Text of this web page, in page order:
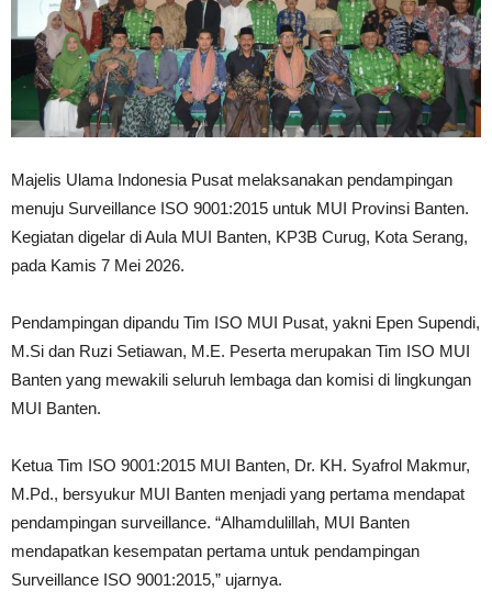
Majelis Ulama Indonesia Pusat melaksanakan pendampingan
menuju Surveillance ISO 9001:2015 untuk MUI Provinsi Banten.
Kegiatan digelar di Aula MUI Banten, KP3B Curug, Kota Serang,
pada Kamis 7 Mei 2026.
Pendampingan dipandu Tim ISO MUI Pusat, yakni Epen Supendi,
M.Si dan Ruzi Setiawan, M.E. Peserta merupakan Tim ISO MUI
Banten yang mewakili seluruh lembaga dan komisi di lingkungan
MUI Banten.
Ketua Tim ISO 9001:2015 MUI Banten, Dr. KH. Syafrol Makmur,
M.Pd., bersyukur MUI Banten menjadi yang pertama mendapat
pendampingan surveillance. “Alhamdulillah, MUI Banten
mendapatkan kesempatan pertama untuk pendampingan
Surveillance ISO 9001:2015,” ujarnya.